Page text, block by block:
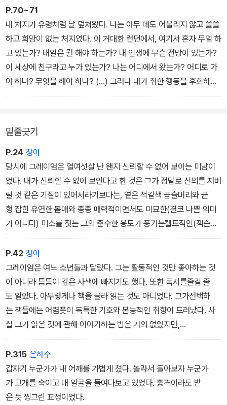
웠다. 나는 위로받은 것도 설득당한 것도 압도된 것도 아닌 상태로 서
있었다. 마치 정반대로 타고난 두개의 힘이 결전을 벌이는 것만 같았
다. 갑자기 나의 자신 없음, 즉 야심 없는 태만함이 부끄러워졌다.
“앞으로 갈 거예요, 뒤돌아 갈 거예요?” 그녀는 손가락으로 처음에는
사택과 통하는 작은 문을 가리키고 다음에는 교실로 통하는 커다란
이중문을 가리키며 물었다.
“앞으로 가겠어요.” 내가 말했다.
P.70~71
내 처지가 유령처럼 날 덮쳐왔다. 나는 아무 데도 어울리지 않고 쓸쓸
하고 희망이 없는 처지였다. 이 거대한 런던에서, 여기서 혼자 무얼 하
고 있는가? 내일은 뭘 해야 하는가? 내 인생에 무슨 전망이 있는가?
이 세상에 친구라고 누가 있는가? 나는 어디에서 왔는가? 어디로 가
야 하나? 무엇을 해야 하나? (…) 그러나 내가 취한 행동을 후회하지
않았고 돌이키고 싶지도 않았다. 뒤로 물러서는 것보다는 앞으로 나
설득력 있게 다가왔다.
밑줄긋기
P.24 청아
당시에 그레이엄은 열여섯살 난 왠지 신뢰할 수 없어 보이는 미남이
었다. 내가 신뢰할 수 없어 보인다고 한 것은 그가 정말로 신의를 저버
릴 것 같은 기질이 있어서라기보다는, 옅은 적갈색 곱슬머리와 균
형 잡힌 유연한 몸매와 종종 매력적이면서도 미묘한(결코 나쁜 의미
가 아니다) 미소를 짓는 그의 준수한 용모가 풍기는켈트적인(잭슨
이 아니고) 특징을 묘사하는 데 이 말이 아주 적절하다는 생각이 들어
서다. 당시 그는 정말 변덕스러운 응석받이였다!
P.42 청아
그레이엄은 여느 소년들과 달랐다. 그는 활동적인 것만 좋아하는 것
이 아니라 틈틈이 깊은 사색에 빠지기도 했다. 또한 독서를즐길 줄
도 알았다. 아무렇게나 책을 골라 읽는 것도 아니었다. 그가선택하
는 책들에는 어렴풋이 독특한 기호와 본능적인 취향이 드러났다. 사
실 그가 읽은 것에 관해 이야기하는 법은 거의 없었지만,
책을 읽고 사색에 잠긴 모습을 본 적은 있었다.
P.315 은하수
갑자기 누군가가 내 어깨를 가볍게 쳤다. 놀라서 돌아보자 누군가
가 고개를 숙이고 내 얼굴을 들여다보고 있었다. 충격이라도 받
은 듯 찡그린 표정이었다.